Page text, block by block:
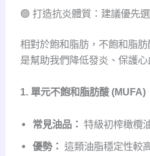
🟢 打造抗炎體質：建議優先選
相對於飽和脂肪，不飽和脂肪
是幫助我們降低發炎、保護心
1. 單元不飽和脂肪酸 (MUFA)
常見油品： 特級初榨橄欖
優勢： 這類油脂穩定性較